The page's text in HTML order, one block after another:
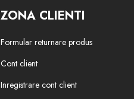
ZONA CLIENTI
Formular returnare produs
Cont client
Inregistrare cont client